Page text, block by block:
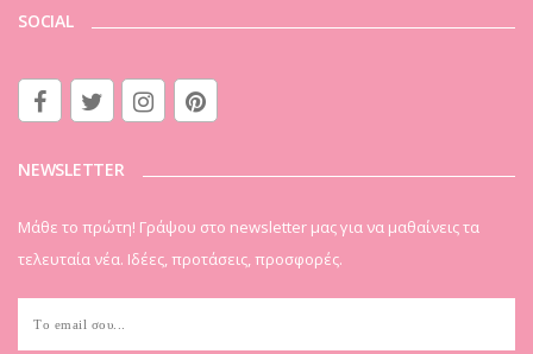
SOCIAL
NEWSLETTER
Μάθε το πρώτη! Γράψου στο newsletter μας για να μαθαίνεις τα
τελευταία νέα. Ιδέες, προτάσεις, προσφορές.